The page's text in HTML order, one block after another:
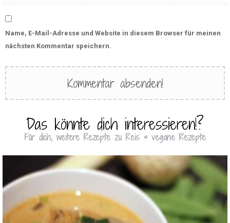
Name, E-Mail-Adresse und Website in diesem Browser für meinen
nächsten Kommentar speichern.
Das könnte dich interessieren!?
Für dich, weitere Rezepte zu Reis & vegane Rezepte